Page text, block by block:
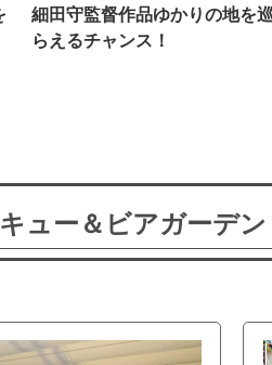
細田守監督作品ゆかりの地を
らえるチャンス！
ュー＆ビアガーデン